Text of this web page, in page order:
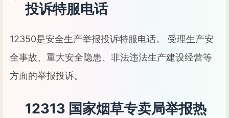
投诉特服电话
12350是安全生产举报投诉特服电话。 受理生产安
全事故、重大安全隐患、非法违法生产建设经营等
方面的举报投诉。
12313 国家烟草专卖局举报热